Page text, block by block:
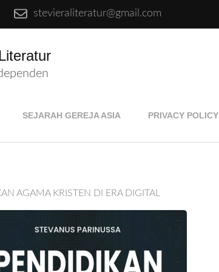
stevieraliteratur@gmail.com
SEJARAH GEREJA ASIA PRIVACY POLICY
AGAMA KRISTEN DI ERA DIGITAL